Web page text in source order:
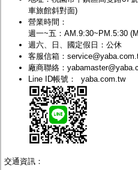
監聽器.麥克風
網路設備
視訊轉換設備
雙絞線傳輸器
雜訊改善器
分配放大器
網路線用水晶頭
網路線
懶人線.同軸線.花線
線頭.插座.延長線.HDMI線
集線盒.防水盒.配線盒
變壓器.避雷器
轉接頭
行車紀錄器.車用插座配件
車旅館斜對面)
營業時間：
週一~五：AM.9:30~PM.5:30
週六、日、國定假日：公休
客服信箱：
廠商聯絡：
Line ID帳號： yaba.com.tw
交通資訊：